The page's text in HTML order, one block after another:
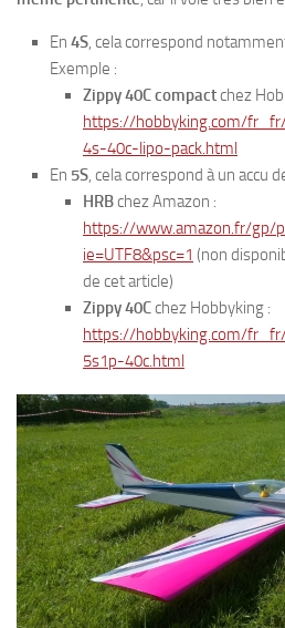
En 4S, cela correspond
Exemple :
Zippy 40C compactchez
https://hobbyking.com/
4s-40c-lipo-pack.html
En 5S, cela correspond à un accu
HRBchez Amazon :
https://www.amazon.fr/gp/
ie=UTF8&psc=1 (non
de cet article)
Zippy 40Cchez Hobbyking :
https://hobbyking.com/
5s1p-40c.html